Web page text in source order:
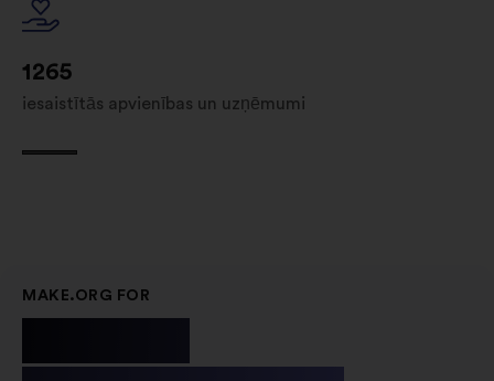
1265
iesaistītās apvienības un uzņēmumi
MAKE.ORG FOR